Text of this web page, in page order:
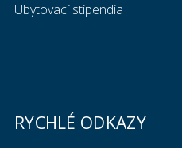
Ubytovací stipendia
RYCHLÉ ODKAZY